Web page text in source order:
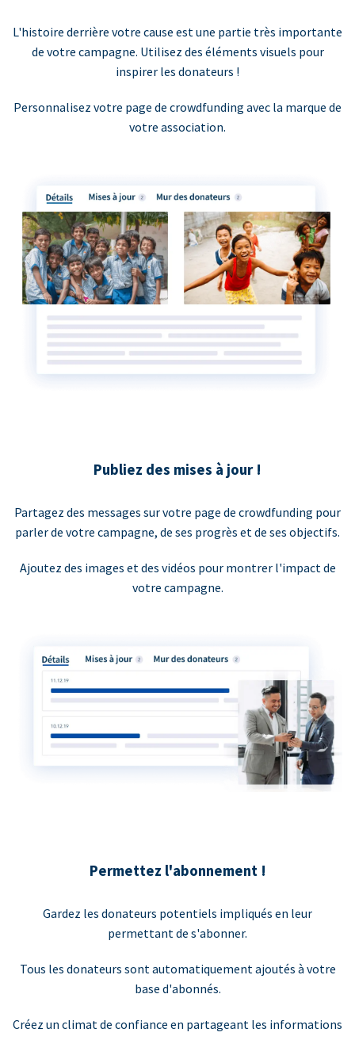
L'histoire derrière votre cause est une partie très importante
de votre campagne. Utilisez des éléments visuels pour
inspirer les donateurs !
Personnalisez votre page de crowdfunding avec la marque de
votre association.
Publiez des mises à jour !
Partagez des messages sur votre page de crowdfunding pour
parler de votre campagne, de ses progrès et de ses objectifs.
Ajoutez des images et des vidéos pour montrer l'impact de
votre campagne.
Permettez l'abonnement !
Gardez les donateurs potentiels impliqués en leur
permettant de s'abonner.
Tous les donateurs sont automatiquement ajoutés à votre
base d'abonnés.
Créez un climat de confiance en partageant les informations